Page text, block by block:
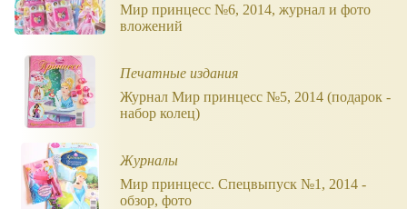
Мир принцесс №6, 2014, журнал и фото
вложений
Печатные издания
Журнал Мир принцесс №5, 2014 (подарок -
набор колец)
Журналы
Мир принцесс. Спецвыпуск №1, 2014 -
обзор, фото